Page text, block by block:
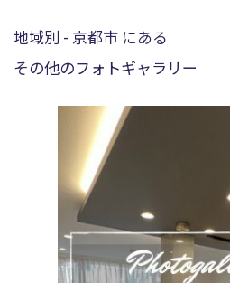
地域別 - 京都市 にある
その他のフォトギャラリー